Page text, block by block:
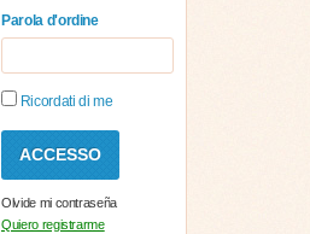
Parola d'ordine
Ricordati di me
Olvide mi contraseña
Quiero registrarme